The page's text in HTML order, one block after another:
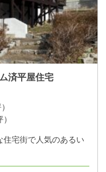
済平屋住宅
宅街で人気のあるい